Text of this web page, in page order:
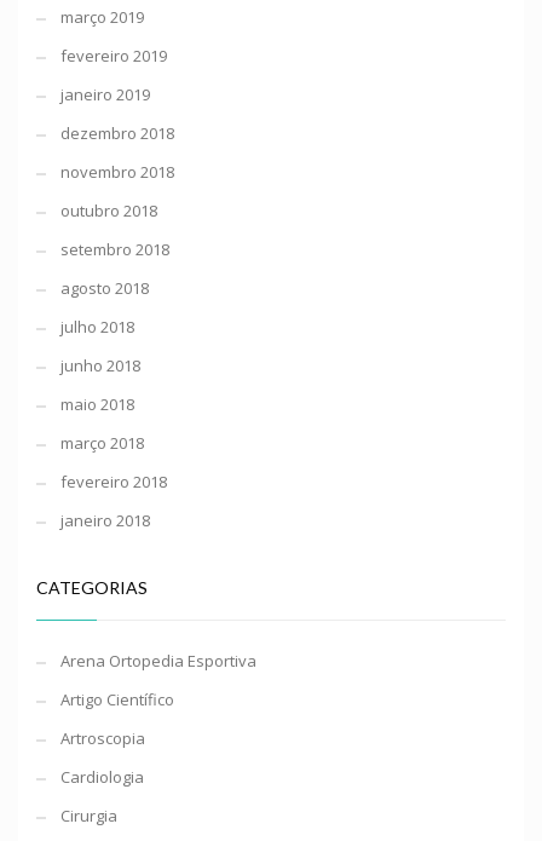
março 2019
fevereiro 2019
janeiro 2019
dezembro 2018
novembro 2018
outubro 2018
setembro 2018
agosto 2018
julho 2018
junho 2018
maio 2018
março 2018
fevereiro 2018
janeiro 2018
CATEGORIAS
Arena Ortopedia Esportiva
Artigo Científico
Artroscopia
Cardiologia
Cirurgia